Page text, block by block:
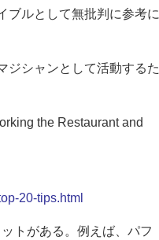
ブルとして無批判に参考に
ジシャンとして活動するた
the Restaurant and
20-tips.html
トがある。例えば、パフ